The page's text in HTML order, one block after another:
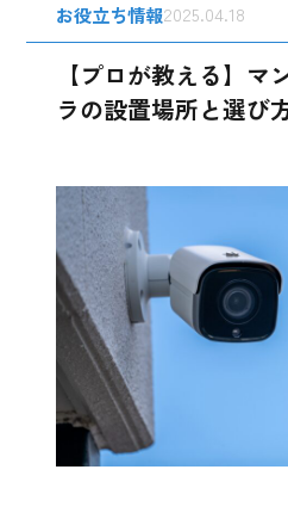
お役立ち情報2025.04.18
【プロが教える】マ
ラの設置場所と選び